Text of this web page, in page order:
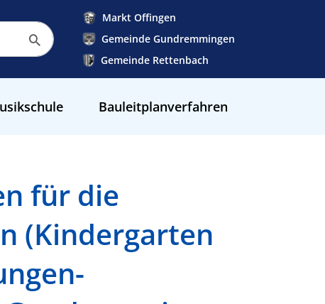
Markt Offingen
Gemeinde Gundremmingen
Gemeinde Rettenbach
Bauleitplanverfahren
für die
(Kindergarten